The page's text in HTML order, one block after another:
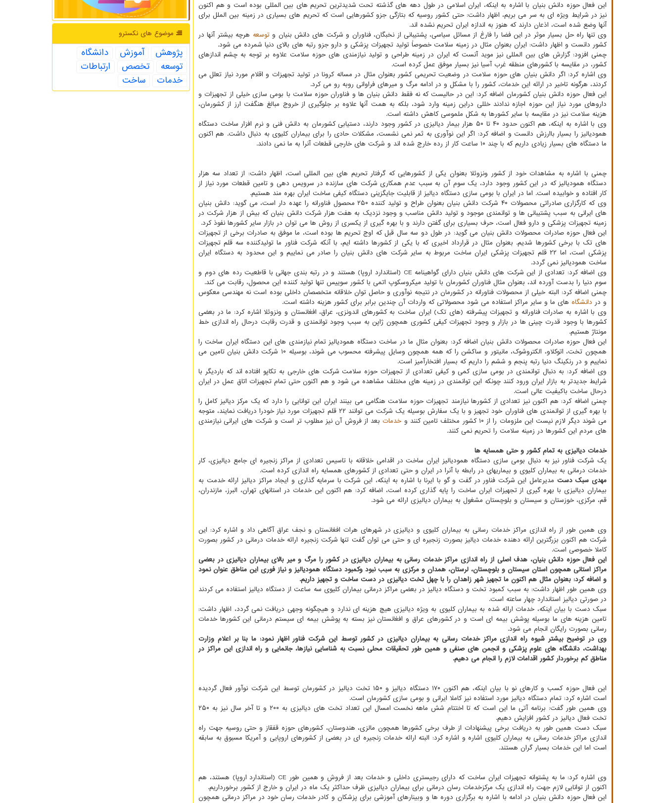
این فعال حوزه دانش بنیان با اشاره به اینکه، ایران اسلامی در طول دهه های گذشته تحت شدیدترین تحریم های بین المللی بوده است و هم اکنون
نیز در شرایط ویژه ای به سر می بریم، اظهار داشت: حتی کشور روسیه که بتازگی جزو کشورهایی است که تحریم های بسیاری در زمینه بین الملل برای
آنها وضع شده است، اذعان دارند که هنوز به اندازه ایران تحریم نشده اند.
وی تنها راه حل بسیار موثر در این فضا را فارغ از مسائل سیاسی، پشتیبانی از نخبگان، فناوران و شرکت های دانش بنیان وتوسعه هرچه بیشتر آنها در
کشور دانست و اظهار داشت: ایران بعنوان مثال در زمینه سلامت خصوصاً تولید تجهیزات پزشکی و دارو جزو رتبه های بالای دنیا شمرده می شود.
چمنی افزود: گزارش های بین المللی نیز موید آنست که ایران در زمینه طراحی و تولید نیازمندی های حوزه سلامت علاوه بر توجه به چشم اندازهای
کشور، در مقایسه با کشورهای منطقه غرب آسیا نیز بسیار موفق عمل کرده است.
وی اشاره کرد: اگر دانش بنیان های حوزه سلامت در وضعیت تحریمی کشور بعنوان مثال در مساله کرونا در تولید تجهیزات و اقلام مورد نیاز تعلل می
کردند، هرگونه تاخیر در ارائه این خدمات، کشور را با مشکل و در ادامه مرگ و میرهای فراوانی روبه رو می کرد.
این فعال حوزه دانش بنیان کشورمان اضافه کرد: این در حالیست که نه فقط دانش بنیان ها و فناوران حوزه سلامت با بومی سازی خیلی از تجهیزات و
داروهای مورد نیاز این حوزه اجازه ندادند خللی دراین زمینه وارد شود، بلکه به همت آنها علاوه بر جلوگیری از خروج مبالغ هنگفت ارز از کشورمان،
هزینه سلامت نیز در مقایسه با سایر کشورها به شکل ملموسی کاهش داشته است.
وی با اشاره به اینکه، هم اکنون حدود ۴۰ تا ۵۰ هزار بیمار دیالیزی در کشور وجود دارند، دستیابی کشورمان به دانش فنی و نرم افزار ساخت دستگاه
همودیالیز را بسیار باارزش دانست و اضافه کرد: اگر این نوآوری به ثمر نمی نشست، مشکلات حادی را برای بیماران کلیوی به دنبال داشت. هم اکنون
ما دستگاه های بسیار زیادی داریم که با چند ۱۰ ساعت کار از رده خارج شده اند و شرکت های خارجی قطعات آنرا به ما نمی دادند.
چمنی با اشاره به مشاهدات خود از کشور ونزوئلا بعنوان یکی از کشورهایی که گرفتار تحریم های بین المللی است، اظهار داشت: از تعداد سه هزار
دستگاه همودیالیز که در این کشور وجود دارد، یک سوم آن به سبب عدم همکاری شرکت های سازنده در سرویس دهی و تامین قطعات مورد نیاز از
کار افتاده و خوابیده است. اما در ایران با بومی سازی دستگاه دیالیز از قابلیت جایگزینی دستگاه کیفی ساخت ایران بهره مند هستیم.
وی که کارگزاری صادراتی محصولات ۴۰ شرکت دانش بنیان بعنوان طراح و تولید کننده ۲۵۰ محصول فناورانه را عهده دار است، می گوید: دانش بنیان
های ایرانی به سبب پشتیبانی ها و توانمندی موجود و تولید دانش مناسب و وجود نزدیک به هفت هزار شرکت دانش بنیان که بیش از هزار شرکت در
زمینه تجهیزات پزشکی و دارو فعال است، حرف بسیاری برای گفتن دارند و با بهره گیری از یکسری از روش ها می توان در بازار سایر کشورها نفوذ کرد.
این فعال حوزه صادرات محصولات دانش بنیان می گوید: در طول دو سه سال قبل که اوج تحریم ها بوده است، ما موفق به صادرات برخی از تجهیزات
های تک با برخی کشورها شدیم. بعنوان مثال در قرارداد اخیری که با یکی از کشورها داشته ایم، با آنکه شرکت فناور ما تولیدکننده سه قلم تجهیزات
پزشکی است، اما ۲۲ قلم تجهیزات پزشکی ایران ساخت مربوط به سایر شرکت های دانش بنیان را صادر می نماییم و این محدود به دستگاه ایران
ساخت همودیالیز نمی گردد.
وی اضافه کرد: تعدادی از این شرکت های دانش بنیان دارای گواهینامه CE (استاندارد اروپا) هستند و در رتبه بندی جهانی با قاطعیت رده های دوم و
سوم دنیا را بدست آورده اند، بعنوان مثال فناوران کشورمان با تولید میکروسکوپ اتمی با کشور سوییس تنها تولید کننده این محصول، رقابت می کند.
چمنی اضافه کرد: البته خیلی از محصولات فناورانه در کشورمان در نتیجه نوآوری و حاصل توان خلاقانه متخصصان داخلی بوده است نه مهندسی معکوس
و در دانشگاه های ما و سایر مراکز استفاده می شود محصولاتی که واردات آن چندین برابر برای کشور هزینه داشته است.
وی با اشاره به صادرات فناورانه و تجهیزات پیشرفته (های تک) ایران ساخت به کشورهای اندونزی، عراق، افغانستان و ونزوئلا اشاره کرد: ما در بعضی
کشورها با وجود قدرت چینی ها در بازار و وجود تجهیزات کیفی کشوری همچون ژاپن به سبب وجود توانمندی و قدرت رقابت درحال راه اندازی خط
مونتاژ هستیم.
این فعال حوزه صادرات محصولات دانش بنیان اضافه کرد: بعنوان مثال ما در ساخت دستگاه همودیالیز تمام نیازمندی های این دستگاه ایران ساخت را
همچون تخت، اتوکلاو، الکتروشوک، مانیتور و ساکشن را که همه همچون وسایل پیشرفته محسوب می شوند، بوسیله ۱۰ شرکت دانش بنیان تامین می
نماییم و در رنکینگ دنیا رتبه پنجم و ششم را داریم که بسیار افتخارآمیز است.
وی اضافه کرد: به دنبال توانمندی در بومی سازی کمی و کیفی تعدادی از تجهیزات حوزه سلامت شرکت های خارجی به تکاپو افتاده اند که باردیگر با
شرایط جدیدتر به بازار ایران ورود کنند چونکه این توانمندی در زمینه های مختلف مشاهده می شود و هم اکنون حتی تمام تجهیزات اتاق عمل در ایران
درحال ساخت باکیفیت عالی است.
چمنی اضافه کرد: هم اکنون نیز تعدادی از کشورها نیازمند تجهیزات حوزه سلامت هنگامی می بینند ایران این توانایی را دارد که یک مرکز دیالیز کامل را
با بهره گیری از توانمندی های فناوران خود تجهیز و با یک سفارش بوسیله یک شرکت می توانند ۲۲ قلم تجهیزات مورد نیاز خودرا دریافت نمایند، متوجه
می شوند دیگر لازم نیست این ملزومات را از ۱۰ کشور مختلف تامین کنند و
خدمات بعد از فروش آن نیز مطلوب تر است و شرکت های ایرانی نیازمندی
های مردم این کشورها در زمینه سلامت را تحریم نمی کنند.
خدمات دیالیزی به تمام کشور و حتی همسایه ها
یک شرکت فناور نیز به دنبال بومی سازی دستگاه همودیالیز ایران ساخت در اقدامی خلاقانه با تاسیس تعدادی از مراکز زنجیره ای جامع دیالیزی، کار
خدمات درمانی به بیماران کلیوی و بیماریهای در رابطه با آنرا در ایران و حتی تعدادی از کشورهای همسایه راه اندازی کرده است.
مهدی سبک دست مدیرعامل این شرکت فناور در گفت و گو با ایرنا با اشاره به اینکه، این شرکت با سرمایه گذاری و ایجاد مراکز دیالیز ارائه خدمت به
بیماران دیالیزی با بهره گیری از تجهیزات ایران ساخت را پایه گذاری کرده است، اضافه کرد: هم اکنون این خدمات در استانهای تهران، البرز، مازندران،
قم، مرکزی، خوزستان و سیستان و بلوچستان مشغول به بیماران دیالیزی ارائه می شود.
وی همین طور از راه اندازی مراکز خدمات رسانی به بیماران کلیوی و دیالیزی در شهرهای هرات افغانستان و نجف عراق آگاهی داد و اشاره کرد: این
شرکت هم اکنون بزرگترین ارائه دهنده خدمات دیالیز بصورت زنجیره ای و حتی می توان گفت تنها شرکت زنجیره ارائه خدمات درمانی در کشور بصورت
کاملا خصوصی است.
این فعال حوزه دانش بنیان، هدف اصلی از راه اندازی مراکز خدمات رسانی به بیماران دیالیزی در کشور را مرگ و میر بالای بیماران دیالیزی در بعضی
مراکز استانی همچون استان سیستان و بلوچستان، لرستان، همدان و مرکزی به سبب نبود وکمبود دستگاه همودیالیز و نیاز فوری این مناطق عنوان نمود
و اضافه کرد: بعنوان مثال هم اکنون ما تجهیز شهر زاهدان را با چهل تخت دیالیزی در دست ساخت و تجهیز داریم.
وی همین طور اظهار داشت: به سبب کمبود تخت و دستگاه دیالیز در بعضی مراکز درمانی بیماران کلیوی سه ساعت از دستگاه دیالیز استفاده می کردند
در صورتی دیالیز استاندارد چهار ساعته است.
سبک دست با بیان اینکه، خدمات ارائه شده به بیماران کلیوی به ویژه دیالیزی هیچ هزینه ای ندارد و هیچگونه وجهی دریافت نمی گردد، اظهار داشت:
تامین هزینه های ما بوسیله پوشش بیمه ای است و در کشورهای عراق و افغانستان نیز بسته به پوشش بیمه ای سیستم درمانی این کشورها خدمات
رسانی بصورت رایگان انجام می شود.
وی در توضیح بیشتر شیوه راه اندازی مراکز خدمات رسانی به بیماران دیالیزی در کشور توسط این شرکت فناور اظهار نمود: ما بنا بر اعلام وزارت
بهداشت، دانشگاه های علوم پزشکی و انجمن های صنفی و همین طور تحقیقات محلی نسبت به شناسایی نیازها، جانمایی و راه اندازی این مراکز در
مناطق کم برخوردار کشور اقدامات لازم را انجام می دهیم.
این فعال حوزه کسب و کارهای نو با بیان اینکه، هم اکنون ۱۷۰ دستگاه دیالیز و ۱۵۰ تخت دیالیز در کشورمان توسط این شرکت نوآور فعال گردیده
است اشاره کرد: تمام دستگاه دیالیز مورد استفاده نیز کاملا ایرانی و بومی سازی کشورمان است.
وی همین طور گفت: برنامه آتی ما این است که تا اختتام شش ماهه نخست امسال این تعداد تخت های دیالیزی به ۲۰۰ و تا آخر سال نیز به ۲۵۰
تخت فعال دیالیز در کشور افزایش دهیم.
سبک دست همین طور به دریافت برخی پیشنهادات از طرف برخی کشورها همچون مالزی، هندوستان، کشورهای حوزه قفقاز و حتی روسیه جهت راه
اندازی مراکز خدمات رسانی به بیماران کلیوی اشاره و اشاره کرد: البته ارائه خدمات زنجیره ای در بعضی از کشورهای اروپایی و آمریکا مسبوق به سابقه
است اما این خدمات بسیار گران هستند.
وی اشاره کرد: ما به پشتوانه تجهیزات ایران ساخت که دارای رجیستری داخلی و خدمات بعد از فروش و همین طور CE (استاندارد اروپا) هستند، هم
اکنون از توانایی لازم جهت راه اندازی یک مرکزخدمات رسان درمانی برای بیماران دیالیزی ظرف حداکثر یک ماه در ایران و خارج از کشور برخورداریم.
این فعال حوزه دانش بنیان در ادامه با اشاره به برگزاری دوره ها و وبینارهای آموزشی برای پزشکان و کادر خدمات رسان خود در مراکز درمانی همچون
موضوع های نكسترو
پژوهش آموزش
دانشگاه
توسعه
تخصص
ارتباطات
خدمات
ساخت